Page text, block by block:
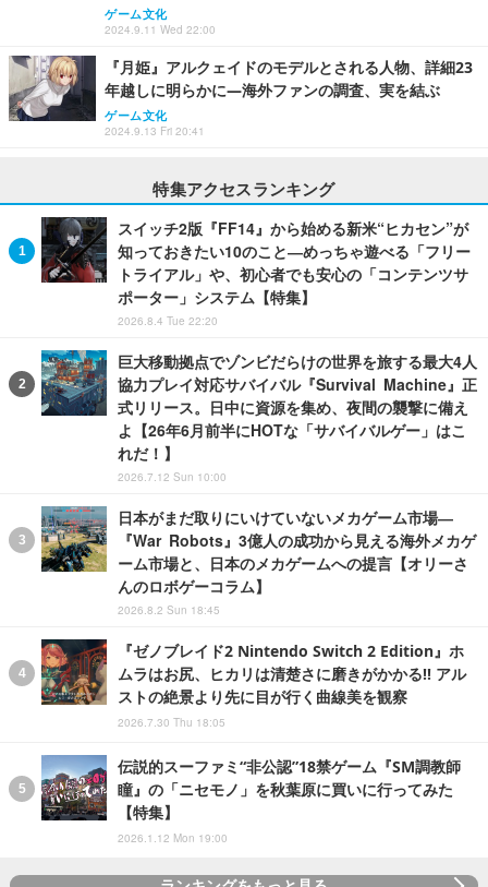
ゲーム文化
2024.9.11 Wed 22:00
『月姫』アルクェイドのモデルとされる人物、詳細23
年越しに明らかに―海外ファンの調査、実を結ぶ
ゲーム文化
2024.9.13 Fri 20:41
特集アクセスランキング
スイッチ2版『FF14』から始める新米“ヒカセン”が
知っておきたい10のこと―めっちゃ遊べる「フリー
トライアル」や、初心者でも安心の「コンテンツサ
ポーター」システム【特集】
2026.8.4 Tue 22:20
巨大移動拠点でゾンビだらけの世界を旅する最大4人
協力プレイ対応サバイバル『Survival Machine』正
式リリース。日中に資源を集め、夜間の襲撃に備え
よ【26年6月前半にHOTな「サバイバルゲー」はこ
れだ！】
2026.7.12 Sun 10:00
日本がまだ取りにいけていないメカゲーム市場―
『War Robots』3億人の成功から見える海外メカゲ
ーム市場と、日本のメカゲームへの提言【オリーさ
んのロボゲーコラム】
2026.8.2 Sun 18:45
『ゼノブレイド2 Nintendo Switch 2 Edition』ホ
ムラはお尻、ヒカリは清楚さに磨きがかかる!! アル
ストの絶景より先に目が行く曲線美を観察
2026.7.30 Thu 18:05
伝説的スーファミ“非公認”18禁ゲーム『SM調教師
瞳』の「ニセモノ」を秋葉原に買いに行ってみた
【特集】
2026.1.12 Mon 19:00